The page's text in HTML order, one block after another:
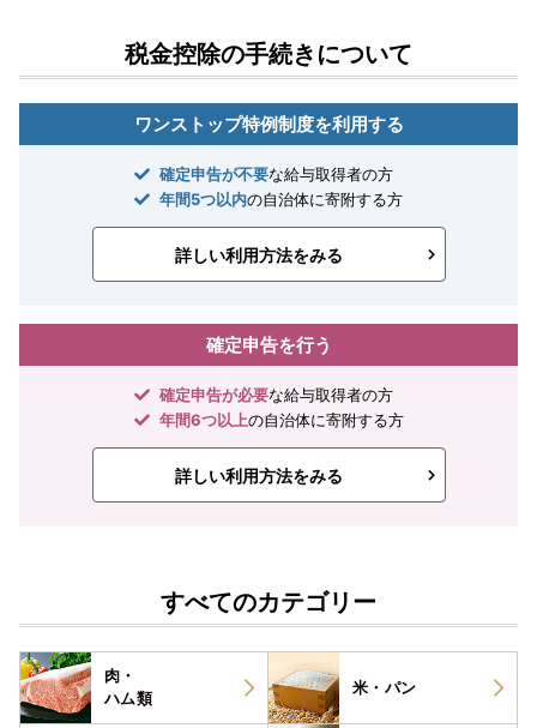
税金控除の手続きについて
ワンストップ特例制度を利用する
確定申告が不要な給与取得者の方
年間5つ以内の自治体に寄附する方
詳しい利用方法をみる
確定申告を行う
確定申告が必要な給与取得者の方
年間6つ以上の自治体に寄附する方
詳しい利用方法をみる
すべてのカテゴリー
肉・
ハム類
米・パン